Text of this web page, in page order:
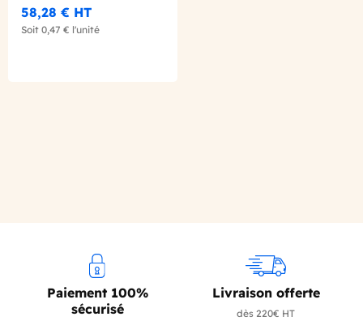
58,28 € HT
Soit 0,47 € l'unité
Paiement 100%
sécurisé
Livraison offerte
dès 220€ HT